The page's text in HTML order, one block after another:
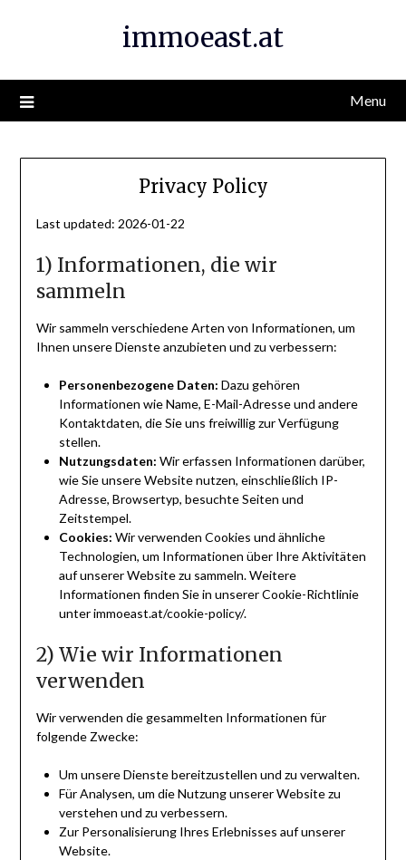
immoeast.at
Menu
Privacy Policy
Last updated: 2026-01-22
1) Informationen, die wir
sammeln
Wir sammeln verschiedene Arten von Informationen, um
Ihnen unsere Dienste anzubieten und zu verbessern:
Personenbezogene Daten: Dazu gehören
Informationen wie Name, E-Mail-Adresse und andere
Kontaktdaten, die Sie uns freiwillig zur Verfügung
stellen.
Nutzungsdaten: Wir erfassen Informationen darüber,
wie Sie unsere Website nutzen, einschließlich IP-
Adresse, Browsertyp, besuchte Seiten und
Zeitstempel.
Cookies: Wir verwenden Cookies und ähnliche
Technologien, um Informationen über Ihre Aktivitäten
auf unserer Website zu sammeln. Weitere
Informationen finden Sie in unserer Cookie-Richtlinie
unter immoeast.at/cookie-policy/.
2) Wie wir Informationen
verwenden
Wir verwenden die gesammelten Informationen für
folgende Zwecke:
Um unsere Dienste bereitzustellen und zu verwalten.
Für Analysen, um die Nutzung unserer Website zu
verstehen und zu verbessern.
Zur Personalisierung Ihres Erlebnisses auf unserer
Website.